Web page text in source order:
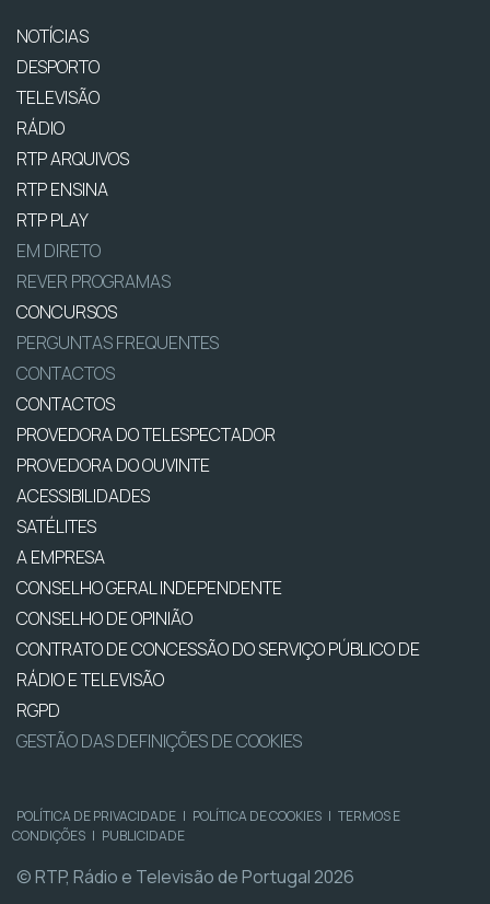
NOTÍCIAS
DESPORTO
TELEVISÃO
RÁDIO
RTP ARQUIVOS
RTP ENSINA
RTP PLAY
EM DIRETO
REVER PROGRAMAS
CONCURSOS
PERGUNTAS FREQUENTES
CONTACTOS
CONTACTOS
PROVEDORA DO TELESPECTADOR
PROVEDORA DO OUVINTE
ACESSIBILIDADES
SATÉLITES
A EMPRESA
CONSELHO GERAL INDEPENDENTE
CONSELHO DE OPINIÃO
CONTRATO DE CONCESSÃO DO SERVIÇO PÚBLICO DE
RÁDIO E TELEVISÃO
RGPD
GESTÃO DAS DEFINIÇÕES DE COOKIES
POLÍTICA DE PRIVACIDADE | POLÍTICA DE COOKIES | TERMOS E
CONDIÇÕES | PUBLICIDADE
© RTP, Rádio e Televisão de Portugal 2026